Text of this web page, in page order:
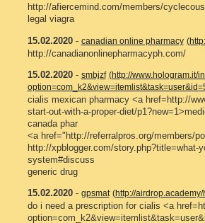
http://afiercemind.com/members/
legal viagra
15.02.2020- canadian online pharmacy
http://canadianonlinepharmacyph.com/
15.02.2020- smbjzf (http://www.hologram.it/
cialis mexican pharmacy <a href=http://
start-out-with-a-proper-diet/
canada phar
<a href="http://referralpros.org/members/
http://xpblogger.com/story.php?title=what-
system#discuss
generic drug
15.02.2020- gpsmat (http://
do i need a prescription for cialis <a